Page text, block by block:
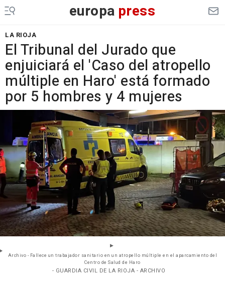
europa press
LA RIOJA
El Tribunal del Jurado que
enjuiciará el 'Caso del atropello
múltiple en Haro' está formado
por 5 hombres y 4 mujeres
Archivo - Fallece un trabajador sanitario en un atropello múltiple en el aparcamiento del
Centro de Salud de Haro
- GUARDIA CIVIL DE LA RIOJA - ARCHIVO